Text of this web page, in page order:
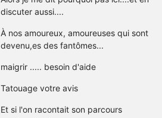
discuter aussi....
À nos amoureux, amoureuses qui sont
devenu,es des fantômes...
maigrir ..... besoin d'aide
Tatouage votre avis
Et si l'on racontait son parcours